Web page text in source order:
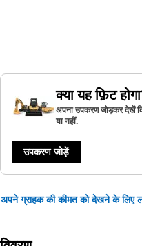
क्या यह फ़िट
अपना उपकरण जोड़कर देखें कि
या नहीं.
उपकरण जोड़ें
अपने ग्राहक की कीमत को देखने के लिए